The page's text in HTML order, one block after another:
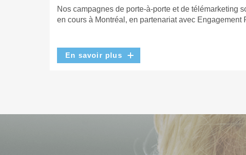
Nos campagnes de porte-à-porte et de télémarketing
en cours à Montréal, en partenariat avec Engagement
En savoir plus